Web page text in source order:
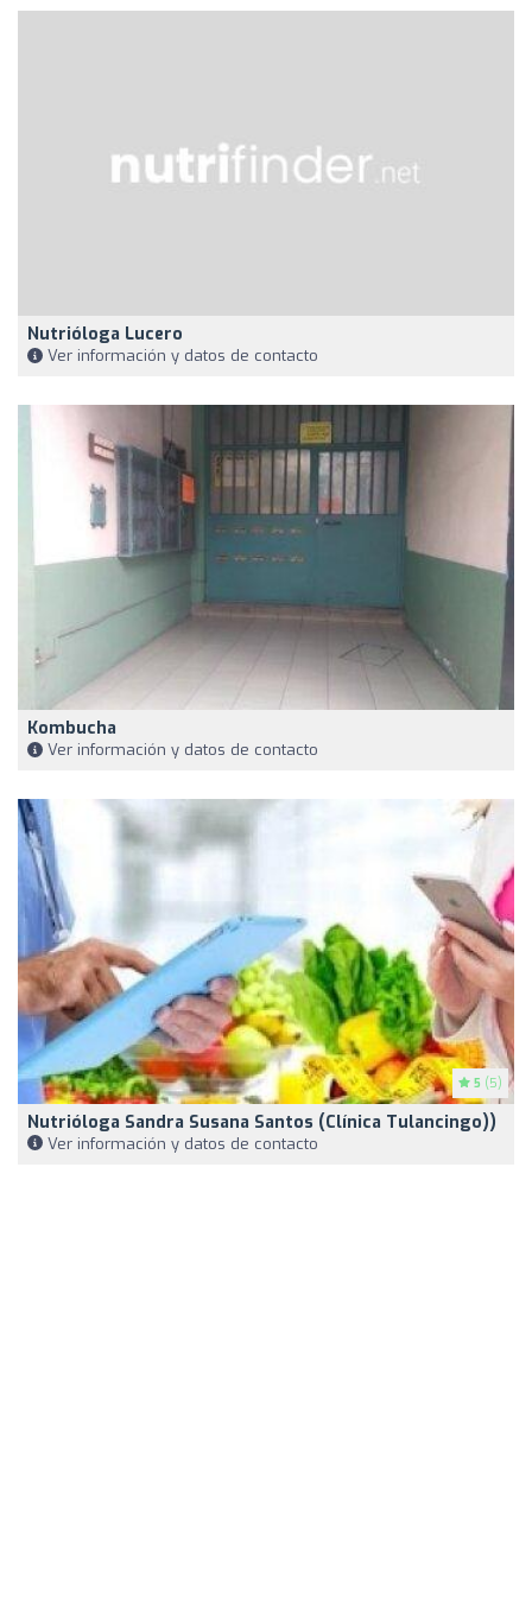
Nutrióloga Lucero
Ver información y datos de contacto
Kombucha
Ver información y datos de contacto
5 (5)
Nutrióloga Sandra Susana Santos (Clínica Tulancingo))
Ver información y datos de contacto